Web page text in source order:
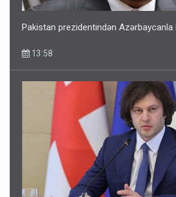
Pakistan prezidentindən Azərbaycanla
13:58